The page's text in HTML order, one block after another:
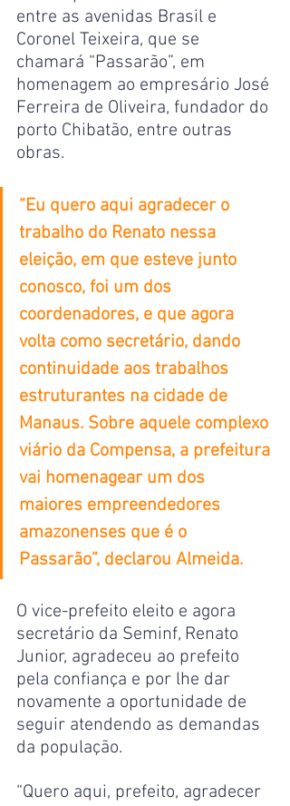
entre as avenidas Brasil e
Coronel Teixeira, que se
chamará “Passarão”, em
homenagem ao empresário José
Ferreira de Oliveira, fundador do
porto Chibatão, entre outras
obras.
“Eu quero aqui agradecer o
trabalho do Renato nessa
eleição, em que esteve junto
conosco, foi um dos
coordenadores, e que agora
volta como secretário, dando
continuidade aos trabalhos
estruturantes na cidade de
Manaus. Sobre aquele complexo
viário da Compensa, a prefeitura
vai homenagear um dos
maiores empreendedores
amazonenses que é o
Passarão”, declarou Almeida.
O vice-prefeito eleito e agora
secretário da Seminf, Renato
Junior, agradeceu ao prefeito
pela confiança e por lhe dar
novamente a oportunidade de
seguir atendendo as demandas
da população.
“Quero aqui, prefeito, agradecer